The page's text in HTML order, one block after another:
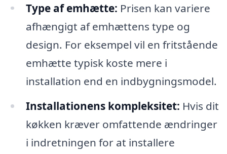
Type af emhætte: Prisen kan variere
afhængigt af emhættens type og
design. For eksempel vil en fritstående
emhætte typisk koste mere i
installation end en indbygningsmodel.
Installationens kompleksitet: Hvis dit
køkken kræver omfattende ændringer
i indretningen for at installere